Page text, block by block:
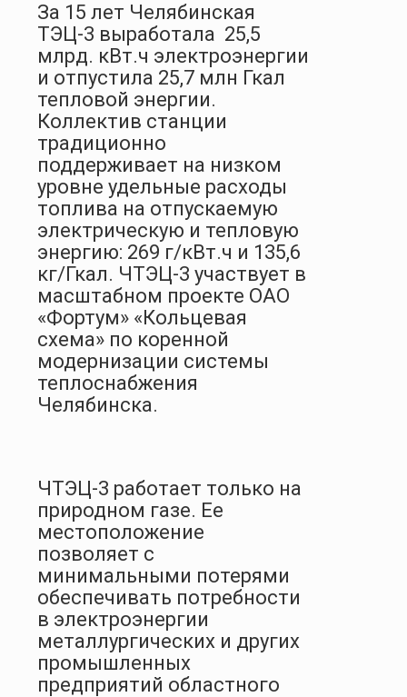
За 15 лет Челябинская
ТЭЦ-3 выработала 25,5
млрд. кВт.ч электроэнергии
и отпустила 25,7 млн Гкал
тепловой энергии.
Коллектив станции
традиционно
поддерживает на низком
уровне удельные расходы
топлива на отпускаемую
электрическую и тепловую
энергию: 269 г/кВт.ч и 135,6
кг/Гкал. ЧТЭЦ-3 участвует в
масштабном проекте ОАО
«Фортум» «Кольцевая
схема» по коренной
модернизации системы
теплоснабжения
Челябинска.
ЧТЭЦ-3 работает только на
природном газе. Ее
местоположение
позволяет с
минимальными потерями
обеспечивать потребности
в электроэнергии
металлургических и других
промышленных
предприятий областного